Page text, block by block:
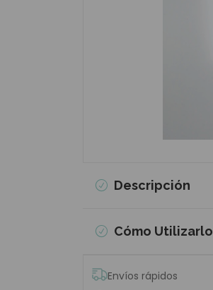
Descripción
Cómo Utilizarlo
Envíos rápidos